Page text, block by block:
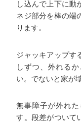
し込んで上下に動
ネジ部分を棒の端
ります。
ジャッキアップす
しずつ、外れる
い。でないと家が
無事障子が外れ
す。段差がついて